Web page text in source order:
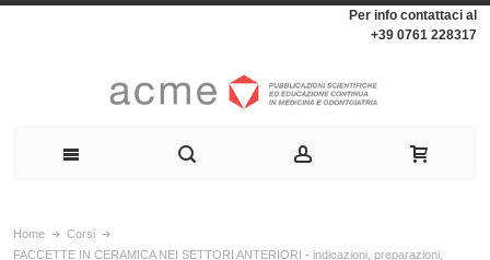
Per info contattaci al
+39 0761 228317
Home
Corsi
FACCETTE IN CERAMICA NEI SETTORI ANTERIORI - indicazioni, preparazioni,